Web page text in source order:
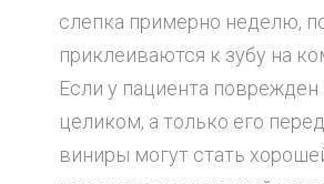
слепка примерно неделю,
приклеиваются к зубу на
Если у пациента поврежден
целиком, а только его
виниры могут стать